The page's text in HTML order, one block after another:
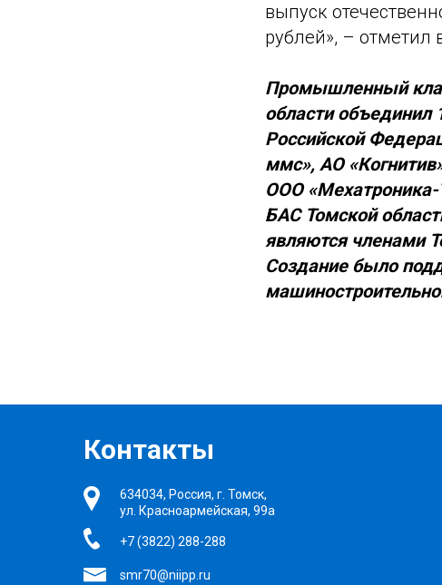
выпуск
рублей», – отметил
Промышленный
области
Российской
ммс», АО
ООО
БАС Томской
являются членами
Создание было
634034, Россия, г. Томск,
ул. Красноармейская, 99а
+7 (3822) 288-288
smr70@niipp.ru
Контакты